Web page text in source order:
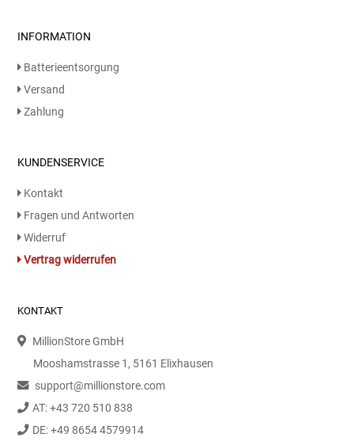
Kaffee
Kartoffelprod./Beilagen/Fruchtsalat gek.
Kartoffelprodukte
Kerzen / Anzündhilfen
Kochgeschirr
Körperpflege
INFORMATION
Batterieentsorgung
Versand
Zahlung
KUNDENSERVICE
Kontakt
Fragen und Antworten
Widerruf
Vertrag widerrufen
KONTAKT
MillionStore GmbH
Mooshamstrasse 1, 5161 Elixhausen
support@millionstore.com
AT: +43 720 510 838
DE: +49 8654 4579914